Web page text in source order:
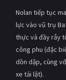
Nolan tiếp tục
lực vào vũ trụ
thực và đầy rẫy
công phu (đặc
dồn dập, cùng
xe tải lật).